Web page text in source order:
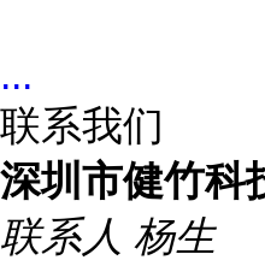
...
联系我们
深圳市健竹科
联系人 杨生